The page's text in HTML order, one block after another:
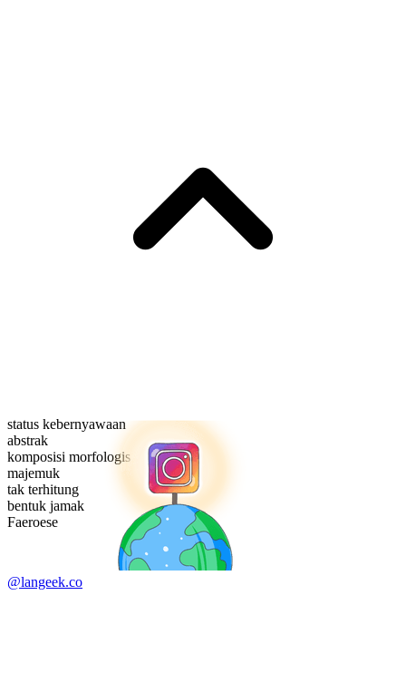
status kebernyawaan
abstrak
komposisi morfologis
majemuk
tak terhitung
bentuk jamak
Faeroese
@langeek.co